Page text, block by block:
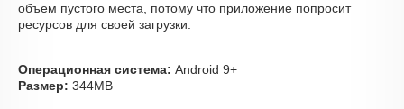
объем пустого места, потому что приложение попросит
ресурсов для своей загрузки.
Операционная система: Android 9+
Размер: 344MB